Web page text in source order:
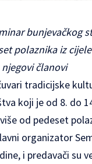
bunjevačkog
polaznika iz
članovi
tradicijske
koji je od 8. do
od pedeset
organizator
i predavači su